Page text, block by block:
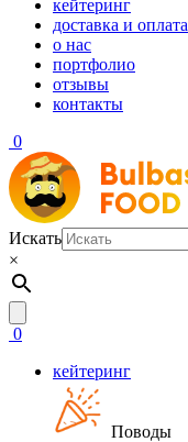
кейтеринг
доставка и оплата
о нас
портфолио
отзывы
контакты
0
Искать
×
0
кейтеринг
Поводы